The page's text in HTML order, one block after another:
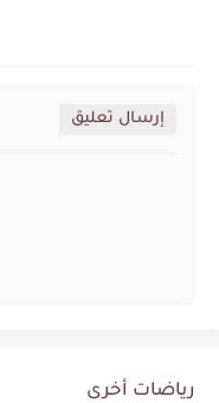
إرسال تعليق
رياضات أخرى